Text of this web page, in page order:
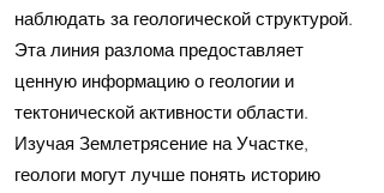
наблюдать за геологической структурой.
Эта линия разлома предоставляет
ценную информацию о геологии и
тектонической активности области.
Изучая Землетрясение на Участке,
геологи могут лучше понять историю